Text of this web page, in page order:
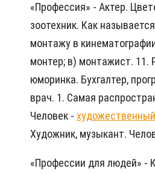
«Профессия» - Актер.
зоотехник. Как
монтажу в
монтер; в) монтажист. 11.
юморинка. Бухгалтер,
врач. 1. Самая
Человек -
Художник, музыкант.
«Профессии для людей» -